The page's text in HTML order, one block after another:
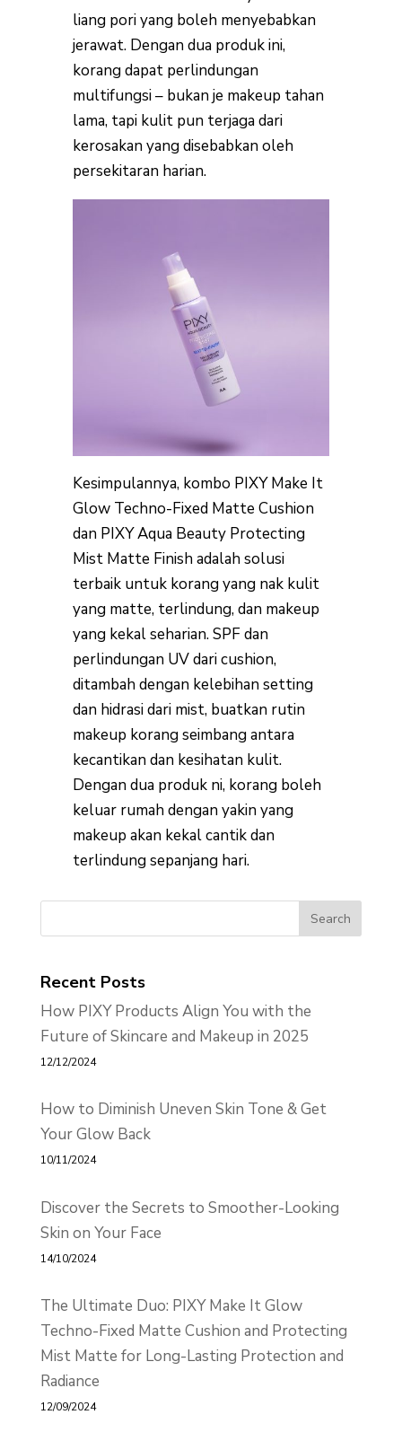
liang pori yang boleh menyebabkan
jerawat. Dengan dua produk ini,
korang dapat perlindungan
multifungsi – bukan je makeup tahan
lama, tapi kulit pun terjaga dari
kerosakan yang disebabkan oleh
persekitaran harian.
Kesimpulannya, kombo PIXY Make It
Glow Techno-Fixed Matte Cushion
dan PIXY Aqua Beauty Protecting
Mist Matte Finish adalah solusi
terbaik untuk korang yang nak kulit
yang matte, terlindung, dan makeup
yang kekal seharian. SPF dan
perlindungan UV dari cushion,
ditambah dengan kelebihan setting
dan hidrasi dari mist, buatkan rutin
makeup korang seimbang antara
kecantikan dan kesihatan kulit.
Dengan dua produk ni, korang boleh
keluar rumah dengan yakin yang
makeup akan kekal cantik dan
terlindung sepanjang hari.
Recent Posts
How PIXY Products Align You with the
Future of Skincare and Makeup in 2025
12/12/2024
How to Diminish Uneven Skin Tone & Get
Your Glow Back
10/11/2024
Discover the Secrets to Smoother-Looking
Skin on Your Face
14/10/2024
The Ultimate Duo: PIXY Make It Glow
Techno-Fixed Matte Cushion and Protecting
Mist Matte for Long-Lasting Protection and
Radiance
12/09/2024